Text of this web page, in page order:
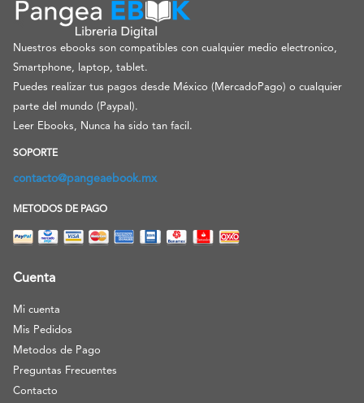
Nuestros ebooks son compatibles con cualquier medio electronico,
Smartphone, laptop, tablet.
Puedes realizar tus pagos desde México (MercadoPago) o cualquier
parte del mundo (Paypal).
Leer Ebooks, Nunca ha sido tan facil.
SOPORTE
contacto@pangeaebook.mx
METODOS DE PAGO
Cuenta
Mi cuenta
Mis Pedidos
Metodos de Pago
Preguntas Frecuentes
Contacto